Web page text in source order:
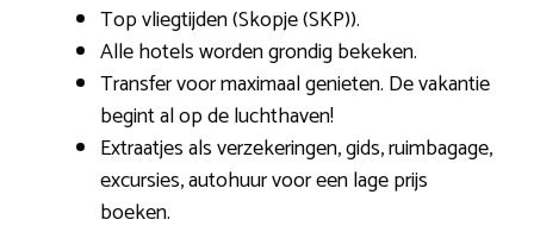
Top vliegtijden (Skopje (SKP)).
Alle hotels worden grondig bekeken.
Transfer voor maximaal genieten. De vakantie
begint al op de luchthaven!
Extraatjes als verzekeringen, gids, ruimbagage,
excursies, autohuur voor een lage prijs
boeken.